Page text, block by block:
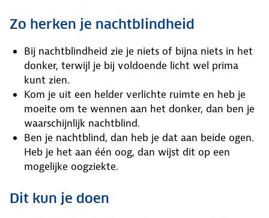
Zo herken je nachtblindheid
Bij nachtblindheid zie je niets of bijna niets in het
donker, terwijl je bij voldoende licht wel prima
kunt zien.
Kom je uit een helder verlichte ruimte en heb je
moeite om te wennen aan het donker, dan ben je
waarschijnlijk nachtblind.
Ben je nachtblind, dan heb je dat aan beide ogen.
Heb je het aan één oog, dan wijst dit op een
mogelijke oogziekte.
Dit kun je doen